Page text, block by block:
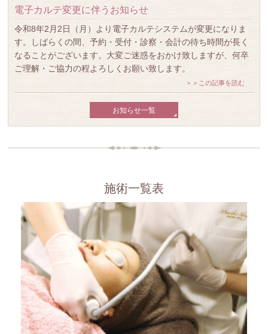
電子カルテ変更に伴うお知らせ
令和8年2月2日（月）より電子カルテシステムが変更になりま
す。しばらくの間、予約・受付・診察・会計の待ち時間が長く
なることがございます。大変ご迷惑をおかけ致しますが、何卒
ご理解・ご協力の程よろしくお願い致します。
＞＞この記事を読む
お知らせ一覧
施術一覧表